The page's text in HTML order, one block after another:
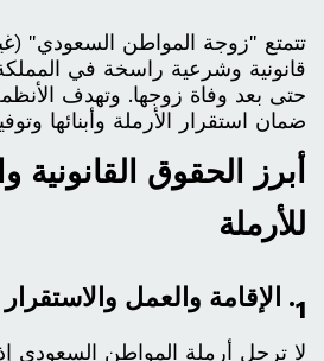
تتمتع "زوجة المواطن السعودي"
قانونية وشرعية راسخة في
حتى بعد وفاة زوجها. وتهدف
ضمان استقرار الأرملة وأبنائها
أبرز الحقوق القانونية
للأرملة
1. الإقامة والعمل والاستقرار
لا ترحل أرملة المواطن السعودي